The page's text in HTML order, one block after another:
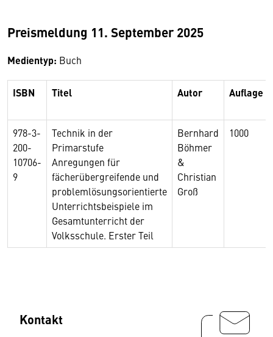
Preismeldung 11. September 2025
Medientyp: Buch
ISBN Titel Autor Auflage
978-3-
200-
10706-
9
Technik in der
Primarstufe
Anregungen für
fächerübergreifende und
problemlösungsorientierte
Unterrichtsbeispiele im
Gesamtunterricht der
Volksschule. Erster Teil
Bernhard
Böhmer
&
Christian
Groß
1000
Kontakt